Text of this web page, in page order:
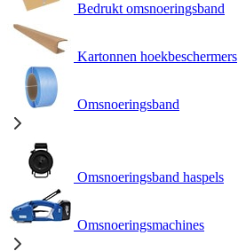
Bedrukt omsnoeringsband
Kartonnen hoekbeschermers
Omsnoeringsband
Omsnoeringsband haspels
Omsnoeringsmachines